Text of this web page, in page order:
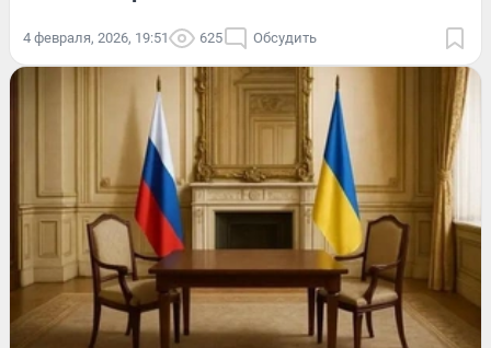
4 февраля, 2026, 19:51 625 Обсудить